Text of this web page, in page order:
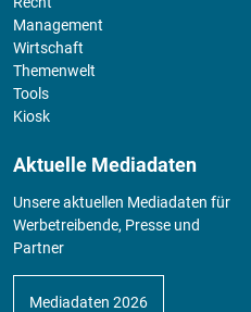
Management
Wirtschaft
Themenwelt
Tools
Kiosk
Aktuelle Mediadaten
Unsere aktuellen Mediadaten für
Werbetreibende, Presse und
Partner
Mediadaten 2026